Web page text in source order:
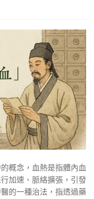
概念，血熱是指體內血
加速、脈絡擴張，引發
的一種治法，指透過藥